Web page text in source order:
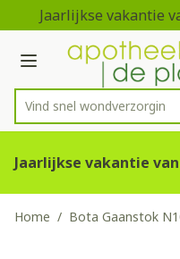
Ga naar de inhoud
1 van 2
Jaarlijkse vakantie
Menu
Product, merk,
Vind snel wondve
Jaarlijkse vakantie
Home / Bota Gaanstok